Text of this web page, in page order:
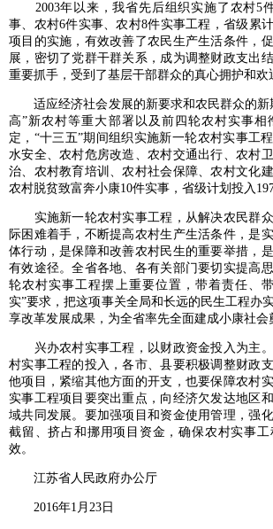
2003年以来，我省先后组织实施了农村5
事、农村6件实事、农村8件实事工程，省级累
项目的实施，有效改善了农民生产生活条件，
展，密切了党群干群关系，成为调整财政支出
重要抓手，受到了基层干部群众的真心拥护和欢
适应经济社会发展的新要求和农民群众的新
高”新农村等重大部署以及前四轮农村实事相
定，“十三五”期间组织实施新一轮农村实事工
水安全、农村危房改造、农村交通出行、农村
治、农村教育培训、农村社会保障、农村文化
农村脱贫致富奔小康10件实事，省级计划投入197
实施新一轮农村实事工程，从解决农民群众
际困难着手，不断提高农村生产生活条件，是
体行动，是保障和改善农村民生的重要举措，
有效途径。全省各地、各有关部门要切实提高
轮农村实事工程摆上重要位置，带着责任、
实”要求，把这项事关全局和长远的民生工程办
享改革发展成果，为全省率先全面建成小康社会
兴办农村实事工程，以财政资金投入为主。
村实事工程的投入，各市、县要积极调整财政
他项目，紧缩其他方面的开支，也要保障农村
实事工程项目要突出重点，向经济欠发达地区
域共同发展。要加强项目和资金使用管理，强
截留、挤占和挪用项目资金，确保农村实事
效。
江苏省人民政府办公厅
2016年1月23日